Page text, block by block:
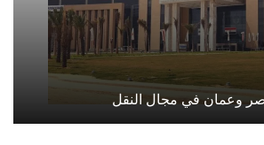
وعمان في مجال النقل